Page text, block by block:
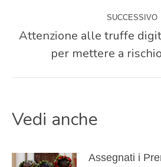
post
SUCCESSIVO
post:
Attenzione alle truffe
per mettere a
Vedi anche
Assegnati i